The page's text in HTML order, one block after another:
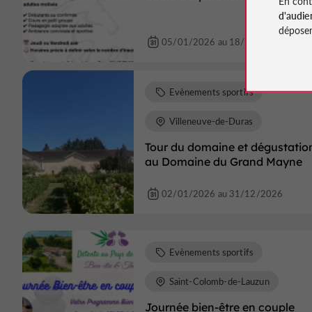
05/01/2026 au 18/12/2026
Tour du domaine et
au Domaine du Grand Mayne
Evènements sportifs
Villeneuve-de-Duras
02/01/2026 au 31/12/2026
Journée bien-être en couple
Evènements sportifs
Saint-Colomb-de-Lauzun